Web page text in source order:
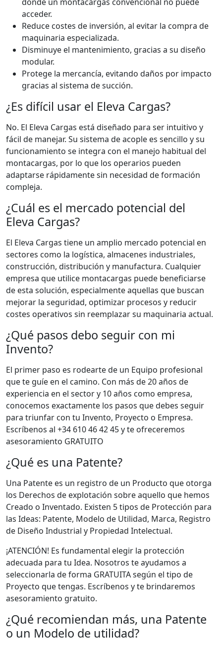
acceder.
Reduce costes de inversión, al evitar la compra de
maquinaria especializada.
Disminuye el mantenimiento, gracias a su diseño
modular.
Protege la mercancía, evitando daños por impacto
gracias al sistema de succión.
¿Es difícil usar el Eleva Cargas?
No. El Eleva Cargas está diseñado para ser intuitivo y
fácil de manejar. Su sistema de acople es sencillo y su
funcionamiento se integra con el manejo habitual del
montacargas, por lo que los operarios pueden
adaptarse rápidamente sin necesidad de formación
compleja.
¿Cuál es el mercado potencial del
Eleva Cargas?
El Eleva Cargas tiene un amplio mercado potencial en
sectores como la logística, almacenes industriales,
construcción, distribución y manufactura. Cualquier
empresa que utilice montacargas puede beneficiarse
de esta solución, especialmente aquellas que buscan
mejorar la seguridad, optimizar procesos y reducir
costes operativos sin reemplazar su maquinaria actual.
¿Qué pasos debo seguir con mi
Invento?
El primer paso es rodearte de un Equipo profesional
que te guíe en el camino. Con más de 20 años de
experiencia en el sector y 10 años como empresa,
conocemos exactamente los pasos que debes seguir
para triunfar con tu Invento, Proyecto o Empresa.
Escríbenos al +34 610 46 42 45 y te ofreceremos
asesoramiento GRATUITO
¿Qué es una Patente?
Una Patente es un registro de un Producto que otorga
los Derechos de explotación sobre aquello que hemos
Creado o Inventado. Existen 5 tipos de Protección para
las Ideas: Patente, Modelo de Utilidad, Marca, Registro
de Diseño Industrial y Propiedad Intelectual.
¡ATENCIÓN! Es fundamental elegir la protección
adecuada para tu Idea. Nosotros te ayudamos a
seleccionarla de forma GRATUITA según el tipo de
Proyecto que tengas. Escríbenos y te brindaremos
asesoramiento gratuito.
¿Qué recomiendan más, una Patente
o un Modelo de utilidad?